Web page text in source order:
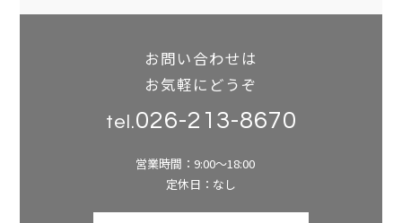
お問い合わせは
お気軽にどうぞ
tel.026-213-8670
営業時間：9:00～18:00
定休日：なし